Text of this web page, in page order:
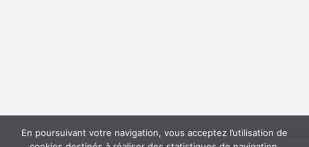
En poursuivant votre navigation, vous acceptez l’utilisation de